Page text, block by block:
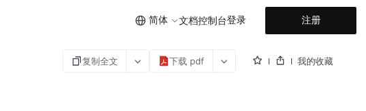
简体 文档控制台登录 注册
复制全文 下载 pdf 我的收藏